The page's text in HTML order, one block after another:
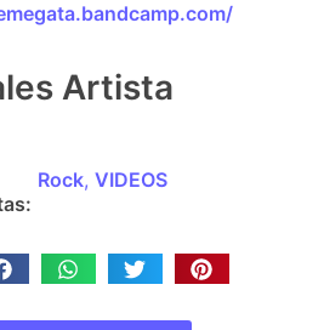
Artista
Rock, VIDEOS